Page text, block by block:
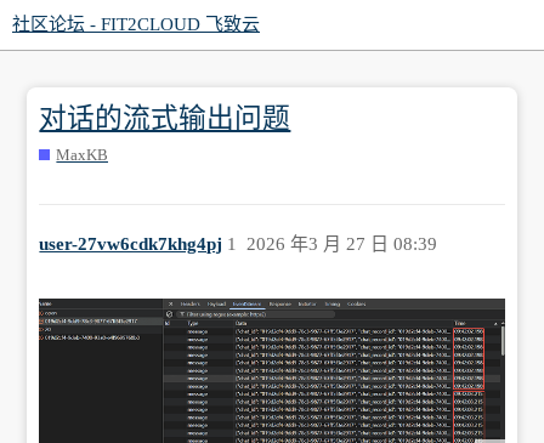
社区论坛 - FIT2CLOUD 飞致云
对话的流式输出问题
MaxKB
user-27vw6cdk7khg4pj 2026 年3 月 27 日 08:39
1